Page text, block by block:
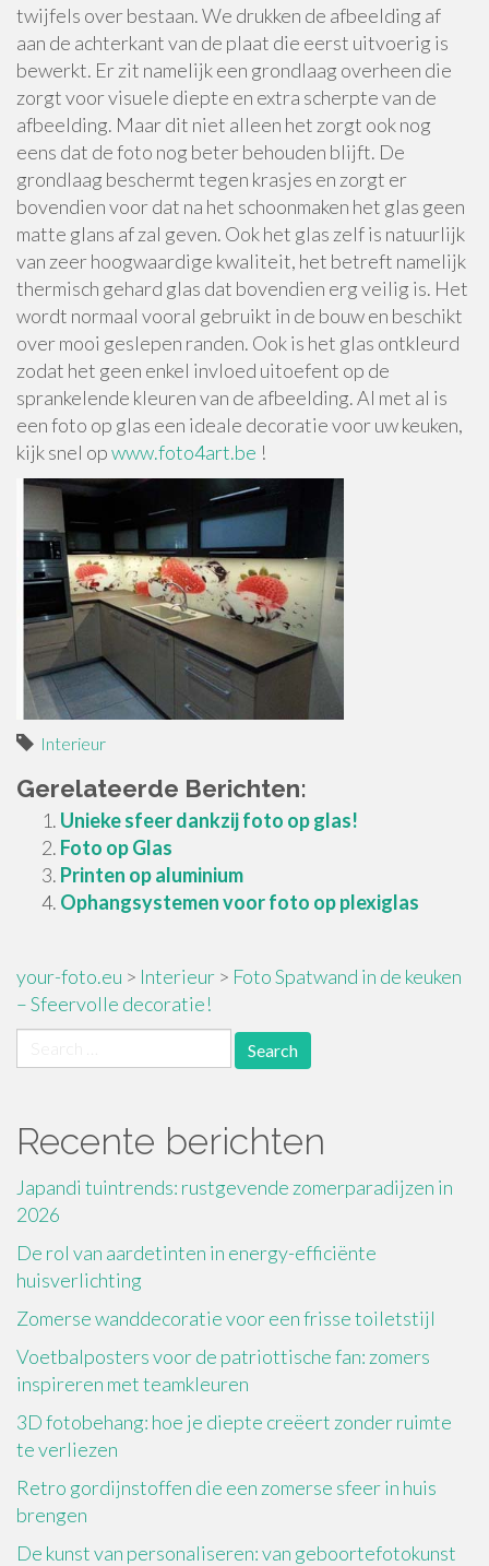
twijfels over bestaan. We drukken de afbeelding af
aan de achterkant van de plaat die eerst uitvoerig is
bewerkt. Er zit namelijk een grondlaag overheen die
zorgt voor visuele diepte en extra scherpte van de
afbeelding. Maar dit niet alleen het zorgt ook nog
eens dat de foto nog beter behouden blijft. De
grondlaag beschermt tegen krasjes en zorgt er
bovendien voor dat na het schoonmaken het glas geen
matte glans af zal geven. Ook het glas zelf is natuurlijk
van zeer hoogwaardige kwaliteit, het betreft namelijk
thermisch gehard glas dat bovendien erg veilig is. Het
wordt normaal vooral gebruikt in de bouw en beschikt
over mooi geslepen randen. Ook is het glas ontkleurd
zodat het geen enkel invloed uitoefent op de
sprankelende kleuren van de afbeelding. Al met al is
een foto op glas een ideale decoratie voor uw keuken,
kijk snel opwww.foto4art.be !
Interieur
Gerelateerde Berichten:
Unieke sfeer dankzij foto op glas!
Foto op Glas
Printen op aluminium
Ophangsystemen voor foto op plexiglas
your-foto.eu > Interieur > Foto Spatwand in de keuken
– Sfeervolle decoratie!
for:
Recente berichten
Japandi tuintrends: rustgevende zomerparadijzen in
2026
De rol van aardetinten in energy-efficiënte
huisverlichting
Zomerse wanddecoratie voor een frisse toiletstijl
Voetbalposters voor de patriottische fan: zomers
inspireren met teamkleuren
3D fotobehang: hoe je diepte creëert zonder ruimte
te verliezen
Retro gordijnstoffen die een zomerse sfeer in huis
brengen
De kunst van personaliseren: van geboortefotokunst